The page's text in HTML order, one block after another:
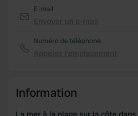
E-mail
Numéro de téléphone
Information